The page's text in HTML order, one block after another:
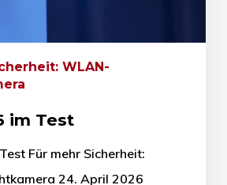
WLAN-
im Test
Für mehr Sicherheit:
24. April 2026